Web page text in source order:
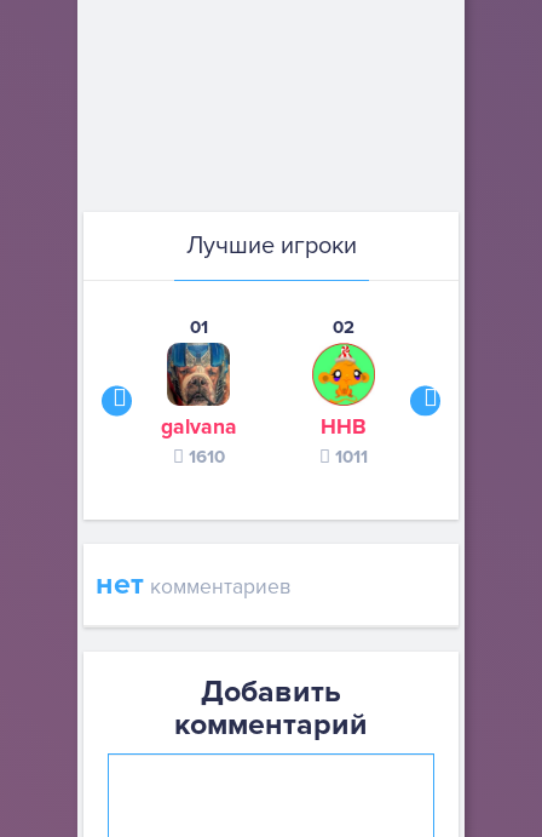
Лучшие игроки
01
galvana
1610
02
ННВ
1011
нет комментариев
Добавить
комментарий